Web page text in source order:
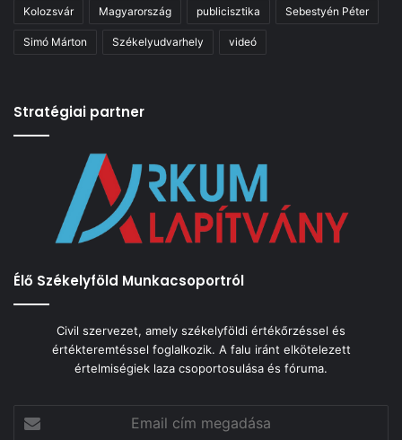
Kolozsvár Magyarország publicisztika Sebestyén Péter
Simó Márton Székelyudvarhely videó
Stratégiai partner
Élő Székelyföld Munkacsoportról
Civil szervezet, amely székelyföldi értékőrzéssel és
értékteremtéssel foglalkozik. A falu iránt elkötelezett
értelmiségiek laza csoportosulása és fóruma.
cím